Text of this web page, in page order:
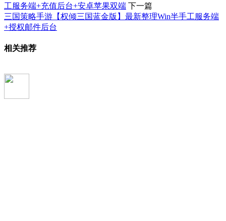
工服务端+充值后台+安卓苹果双端 下一篇
三国策略手游【权倾三国蓝金版】最新整理Win半手工服务端
+授权邮件后台
相关推荐